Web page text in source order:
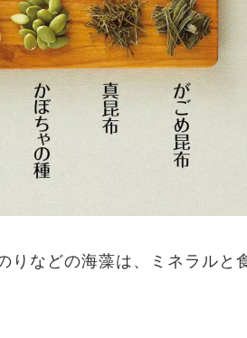
りなどの海藻は、ミネラルと